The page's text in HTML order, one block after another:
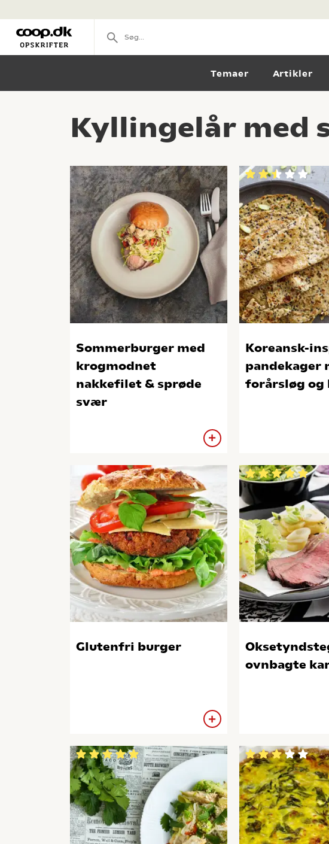
Temaer Artikler
Kyllingelår med
Sommerburger med
krogmodnet
nakkefilet & sprøde
svær
Koreansk-
pandekager
forårsløg og
Glutenfri burger
ovnbagte